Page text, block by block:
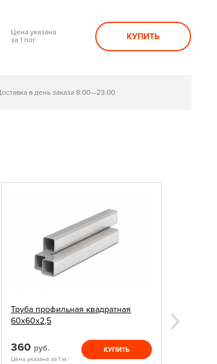
Цена указана
за 1 пог
КУПИТЬ
в день заказа 8:00—23:00
Труба профильная квадратная
60х60х2,5
360 руб.
Цена указана за 1 м.
КУПИТЬ